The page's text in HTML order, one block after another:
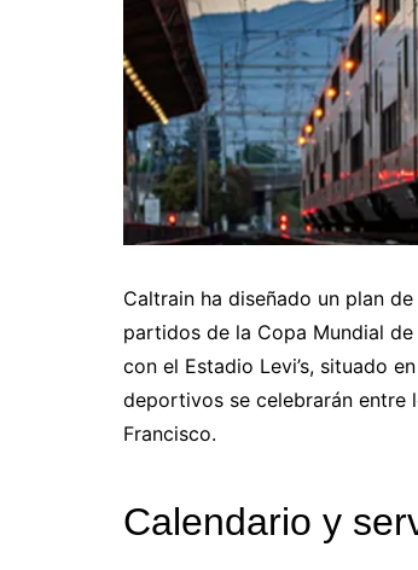
Caltrain ha diseñado un plan
partidos de la Copa Mundial
con el Estadio Levi’s, situado
deportivos se celebrarán entre
Francisco.
Calendario y